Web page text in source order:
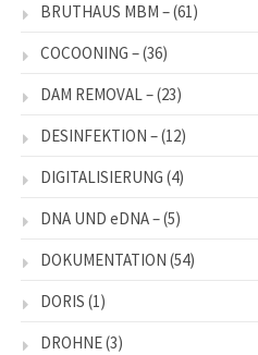
BRUTHAUS MBM –(61)
COCOONING –(36)
DAM REMOVAL –(23)
DESINFEKTION –(12)
DIGITALISIERUNG (4)
DNA UND eDNA –(5)
DOKUMENTATION (54)
DORIS (1)
DROHNE(3)